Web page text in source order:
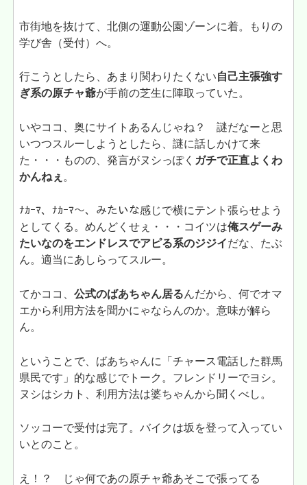
市街地を抜けて、北側の運動公園ゾーンに着。もりの
学び舎（受付）へ。
行こうとしたら、あまり関わりたくない自己主張強す
ぎ系の原チャ爺が手前の芝生に陣取っていた。
いやココ、奥にサイトあるんじゃね？ 謎だなーと思
いつつスルーしようとしたら、謎に話しかけて来
た・・・ものの、発言がヌシっぽく ガチで正直よくわ
かんねぇ 。
ﾅｶｰﾏ、ﾅｶｰﾏ～、みたいな感じで横にテント張らせよう
としてくる。めんどくせぇ・・・コイツは俺スゲーみ
たいなのをエンドレスでアピる系のジジイだな、たぶ
ん。適当にあしらってスルー。
てかココ、公式のばあちゃん居るんだから、何でオマ
エから利用方法を聞かにゃならんのか。意味が解ら
ん。
ということで、ばあちゃんに「チャース電話した群馬
県民です」的な感じでトーク。フレンドリーでヨシ。
ヌシはシカト、利用方法は婆ちゃんから聞くべし。
ソッコーで受付は完了。バイクは坂を登って入ってい
いとのこと。
え！？ じゃ何であの原チャ爺あそこで張ってる